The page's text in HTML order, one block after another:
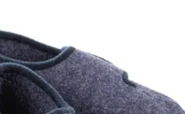
Wollfilz
atmungsaktiv
Sohle